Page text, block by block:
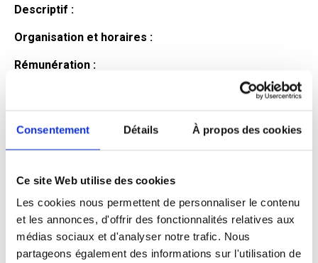
Consentement Détails À propos des cookies
Ce site Web utilise des cookies
Les cookies nous permettent de personnaliser le contenu
et les annonces, d'offrir des fonctionnalités relatives aux
médias sociaux et d'analyser notre trafic. Nous
partageons également des informations sur l'utilisation de
Descriptif :
Organisation et horaires :
Rémunération :
Profil du
candidat
Qualifications et diplômes :
Profil recherché :